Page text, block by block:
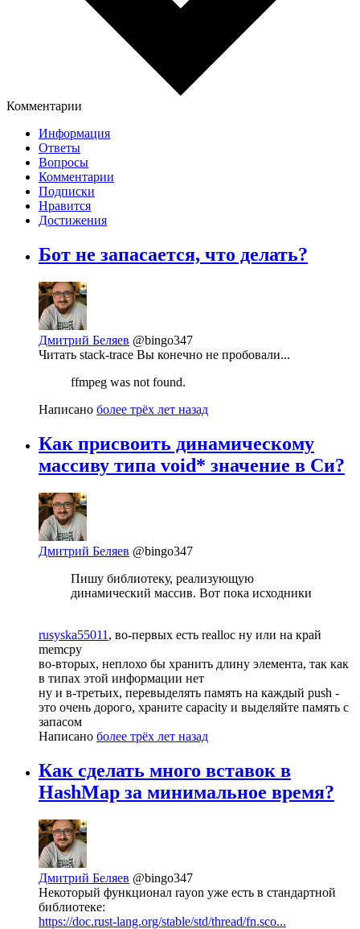
Комментарии
Информация
Ответы
Вопросы
Комментарии
Подписки
Нравится
Достижения
Бот не запасается, что делать?
Дмитрий Беляев @bingo347
Читать stack-trace Вы конечно не пробовали...
ffmpeg was not found.
Написано более трёх лет назад
Как присвоить динамическому
массиву типа void* значение в Си?
Дмитрий Беляев @bingo347
Пишу библиотеку, реализующую
динамический массив. Вот пока исходники
rusyska55011 , во-первых есть realloc ну или на край
memcpy
во-вторых, неплохо бы хранить длину элемента, так как
в типах этой информации нет
ну и в-третьих, перевыделять память на каждый push -
это очень дорого, храните capacity и выделяйте память с
запасом
Написано более трёх лет назад
Как сделать много вставок в
HashMap за минимальное время?
Дмитрий Беляев @bingo347
Некоторый функционал rayon уже есть в стандартной
библиотеке:
https://doc.rust-lang.org/stable/std/thread/fn.sco...